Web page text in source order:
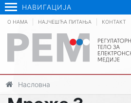
НАВИГАЦИЈА
О НАМА НАЈЧЕШЋА ПИТАЊА КОНТАКТ
Насловна